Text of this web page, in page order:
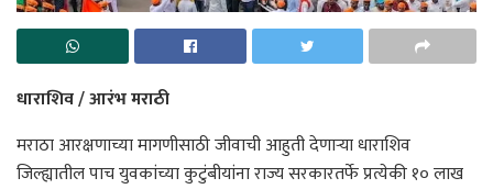
धाराशिव / आरंभ मराठी
मराठा आरक्षणाच्या मागणीसाठी जीवाची आहुती देणाऱ्या धाराशिव
जिल्ह्यातील पाच युवकांच्या कुटुंबीयांना राज्य सरकारतर्फे प्रत्येकी १० लाख